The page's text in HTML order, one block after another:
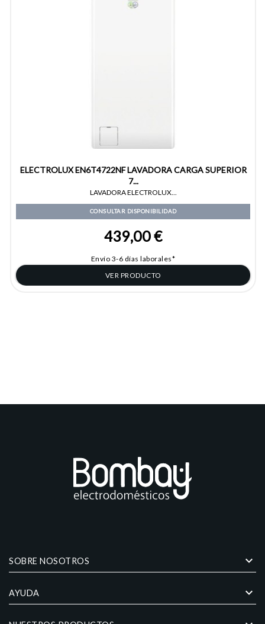
ELECTROLUX EN6T4722NF LAVADORA CARGA SUPERIOR
7...
LAVADORA ELECTROLUX...
CONSULTAR DISPONIBILIDAD
439,00 €
Envío 3-6 días laborales*
VER PRODUCTO
SOBRE NOSOTROS keyboard_arrow_down
AYUDA keyboard_arrow_down